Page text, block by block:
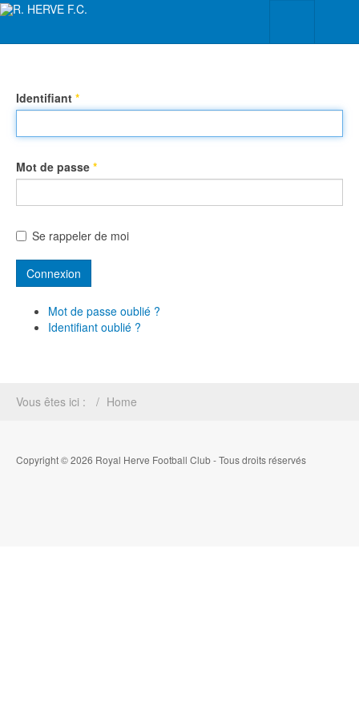
Identifiant *
Mot de passe *
Se rappeler de moi
Connexion
Mot de passe oublié ?
Identifiant oublié ?
Vous êtes ici : Home
Copyright © 2026 Royal Herve Football Club - Tous droits réservés